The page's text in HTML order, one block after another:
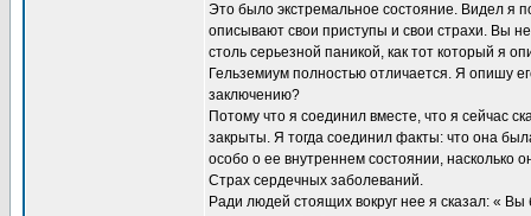
Это было экстремальное состояние. Видел я
описывают свои приступы и свои страхи. Вы
столь серьезной паникой, как тот который я
Гельземиум полностью отличается. Я опишу
заключению?
Потому что я соединил вместе, что я сейчас
закрыты. Я тогда соединил факты: что она
особо о ее внутреннем состоянии, насколько
Страх сердечных заболеваний.
Ради людей стоящих вокруг нее я сказал: «